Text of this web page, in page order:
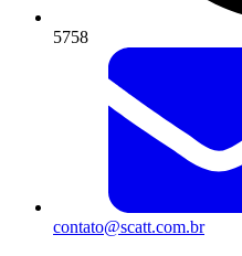
5758
contato@scatt.com.br